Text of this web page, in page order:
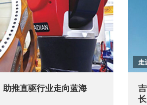
推直驱行业走向蓝海
走